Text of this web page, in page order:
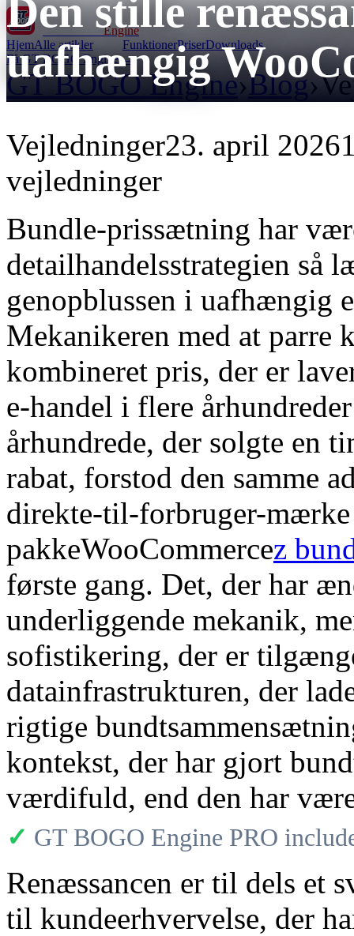
GT BOGOEngine
HjemAlle artikler FunktionerPriserDownloads
Få GT BOGO Engine →
GT BOGO Engine›Blog›
Den stille
uafhængig
Vejledninger23. april 2026
vejledninger
Bundle-prissætning har
detailhandelsstrategien så
genopblussen i uafhængig
Mekanikeren med at parre
kombineret pris, der er
e-handel i flere
århundrede, der solgte en
rabat, forstod den samme
direkte-til-forbruger-mærke
pakkeWooCommercez
første gang. Det, der har
underliggende mekanik,
sofistikering, der er
datainfrastrukturen, der
rigtige
kontekst, der har gjort
værdifuld, end den har
✓ GT BOGO Engine PRO
Renæssancen er til dels et
til kundeerhvervelse, der